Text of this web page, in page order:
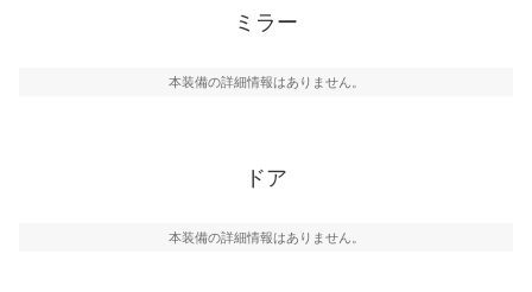
ミラー
本装備の詳細情報はありません。
ドア
本装備の詳細情報はありません。